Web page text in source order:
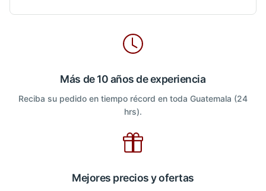
Más de 10 años de experiencia
Reciba su pedido en tiempo récord en toda Guatemala (24
hrs).
Mejores precios y ofertas